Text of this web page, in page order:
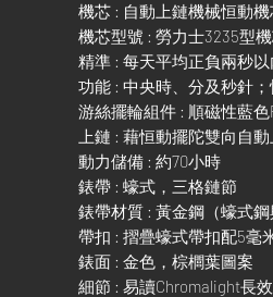
機芯 : 自動上鏈機械恒動
機芯型號 : 勞力士3235型
精準 : 每天平均正負兩秒以
功能 : 中央時、分及秒針
游絲擺輪組件 : 順磁性藍
上鏈 : 藉恒動擺陀雙向自
動力儲備 : 約70小時
錶帶 : 蠔式，三格鏈節
錶帶材質 : 黃金鋼（蠔式鋼
帶扣 : 摺疊蠔式帶扣配5毫
錶面 : 金色，棕櫚葉圖案
細節 : 易讀Chromalight長